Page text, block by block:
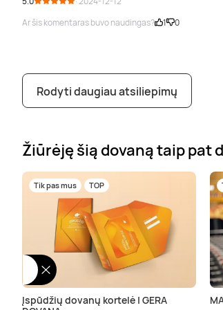
Ar šis komentaras buvo naudingas?
1 0
Rodyti daugiau atsiliepimų
Žiūrėję šią dovaną taip pat
Tik pas mus TOP
Įspūdžių dovanų kortelė | GERA